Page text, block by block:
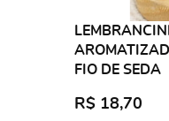
FIO DE SEDA
R$ 18,70